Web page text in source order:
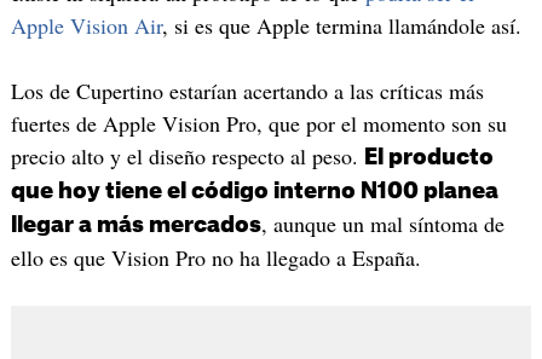
Apple Vision Air, si es que Apple termina llamándole así.
Los de Cupertino estarían acertando a las críticas más
fuertes de Apple Vision Pro, que por el momento son su
precio alto y el diseño respecto al peso.
El producto
que hoy tiene el código interno N100 planea
llegar a más mercados, aunque un mal síntoma de
ello es que Vision Pro no ha llegado a España.